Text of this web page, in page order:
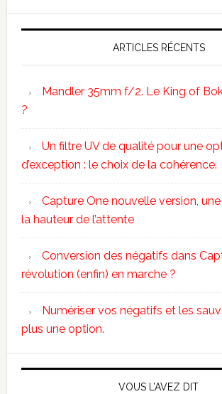
ARTICLES RÉCENTS
Mandler 35mm f/2. Le King of
?
Un filtre UV de qualité pour une
d’exception : le choix de la cohérence.
Capture One nouvelle version,
la hauteur de l’attente
Conversion des négatifs dans
révolution (enfin) en marche ?
Numériser vos négatifs et les
plus une option.
VOUS L’AVEZ DIT